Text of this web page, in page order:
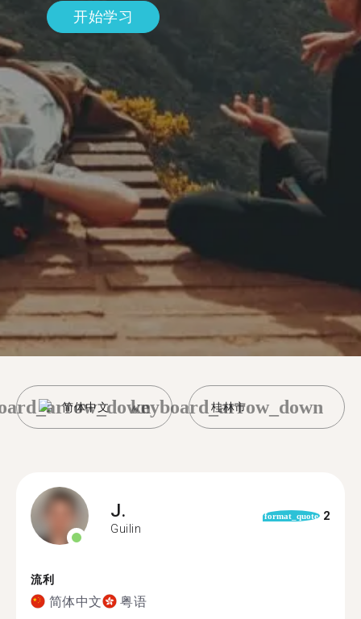
开始学习
简体中文 桂林市
keyboard_arrow_down
J.
Guilin
format_quote 2
流利
简体中文 粤语